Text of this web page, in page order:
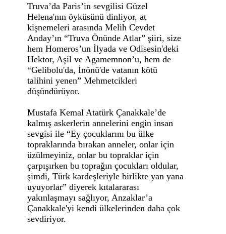
Truva’da Paris’in sevgilisi Güzel
Helena'nın öyküsünü dinliyor, at
kişnemeleri arasında Melih Cevdet
Anday’ın “Truva Önünde Atlar” şiiri, size
hem Homeros’un İlyada ve Odisesin'deki
Hektor, Aşil ve Agamemnon’u, hem de
“Gelibolu'da, İnönü'de vatanın kötü
talihini yenen” Mehmetcikleri
düşündürüyor.
Mustafa Kemal Atatürk Çanakkale’de
kalmış askerlerin annelerini engin insan
sevgisi ile “Ey çocuklarını bu ülke
topraklarında bırakan anneler, onlar için
üzülmeyiniz, onlar bu topraklar için
çarpışırken bu toprağın çocukları oldular,
şimdi, Türk kardeşleriyle birlikte yan yana
uyuyorlar” diyerek kıtalararası
yakınlaşmayı sağlıyor, Anzaklar’a
Çanakkale'yi kendi ülkelerinden daha çok
sevdiriyor.